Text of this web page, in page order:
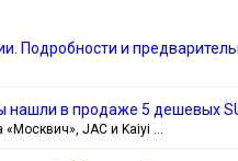
Подробности и
нашли в продаже 5 дешевых
JAC и Kaiyi …